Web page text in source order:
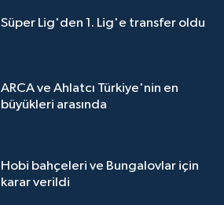
Süper Lig'den 1. Lig'e transfer oldu
ARCA ve Ahlatcı Türkiye'nin en
büyükleri arasında
Hobi bahçeleri ve Bungalovlar için
karar verildi